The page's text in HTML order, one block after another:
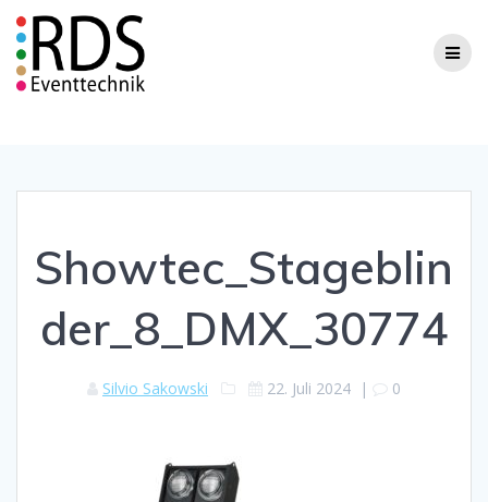
Showtec_Stageblin
der_8_DMX_30774
Silvio Sakowski 22. Juli 2024 | 0